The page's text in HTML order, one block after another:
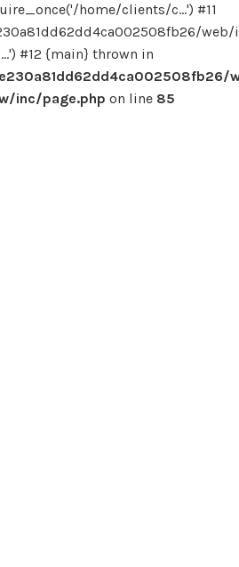
home/clients/c...') #11
web/
#12 {main} thrown in
inc/page.php on line 85